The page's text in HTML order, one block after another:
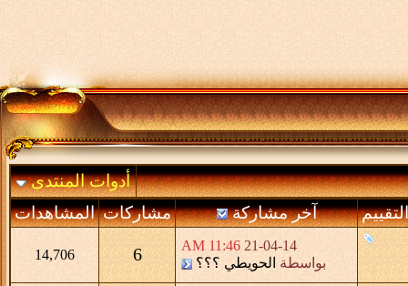
أدوات المنتدى
التقييم
آخر مشاركة مشاركات المشاهدات
21-04-14
11:46 AM
بواسطة الحويطي ؟؟؟ 6
14,706